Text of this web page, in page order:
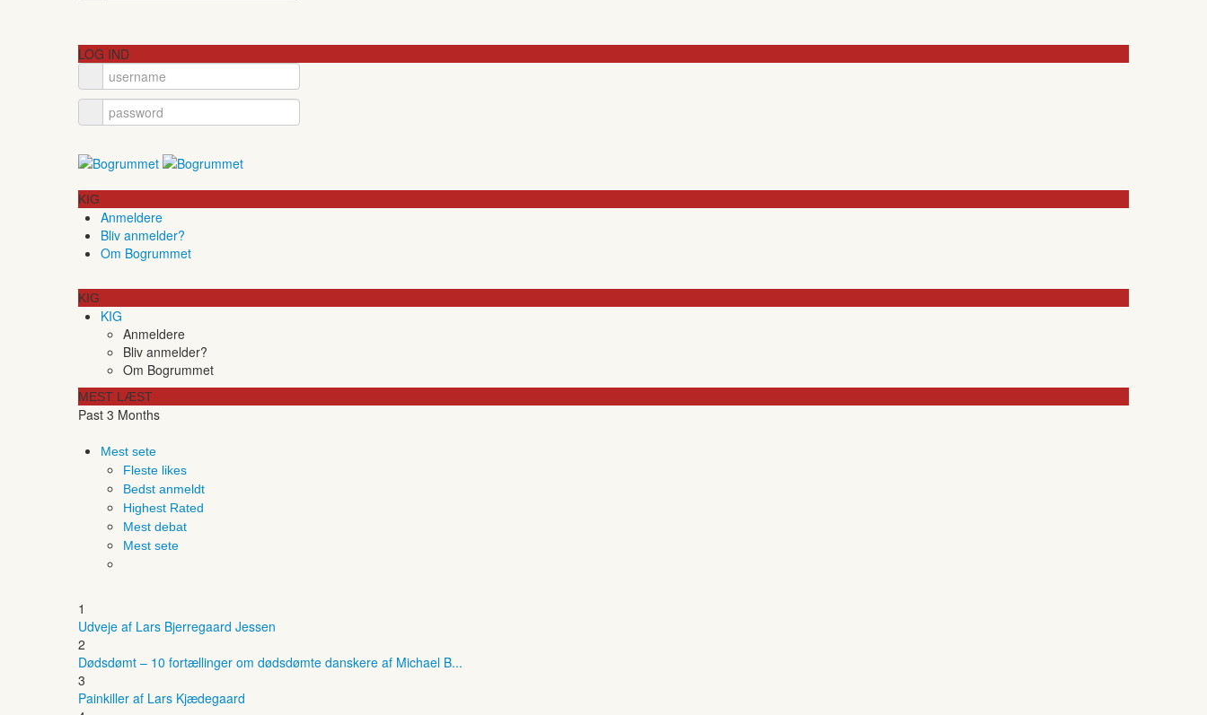
LOG IND
KIG
Anmeldere
Bliv anmelder?
Om Bogrummet
KIG
KIG
Anmeldere
Bliv anmelder?
Om Bogrummet
MEST LÆST
Past 3 Months
Mest sete
Fleste likes
Bedst anmeldt
Highest Rated
Mest debat
Mest sete
1
Udveje af Lars Bjerregaard Jessen
2
Dødsdømt – 10 fortællinger om dødsdømte danskere af Michael B...
3
Painkiller af Lars Kjædegaard